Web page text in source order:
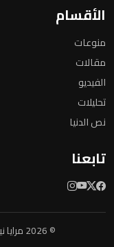
الأقسام
منوعات
مقالات
الفيديو
تحليلات
نص الدنيا
تابعنا
© 2026 مرايا نيوز الإخباري جميع الحقوق محفوظة.